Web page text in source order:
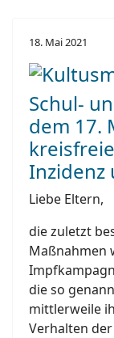
18. Mai 2021
Schul-
dem 17.
Inzidenz
Liebe Eltern,
die zuletzt
Maßnahmen
die so
mittlerweile
Verhalten